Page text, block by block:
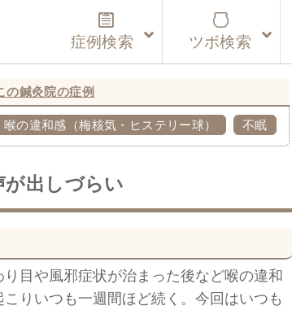
症例検索 ツボ検索
の鍼灸院の症例
喉の違和感（梅核気・ヒステリー球） 不眠
が出しづらい
目や風邪症状が治まった後など喉の違和
こりいつも一週間ほど続く。今回はいつも